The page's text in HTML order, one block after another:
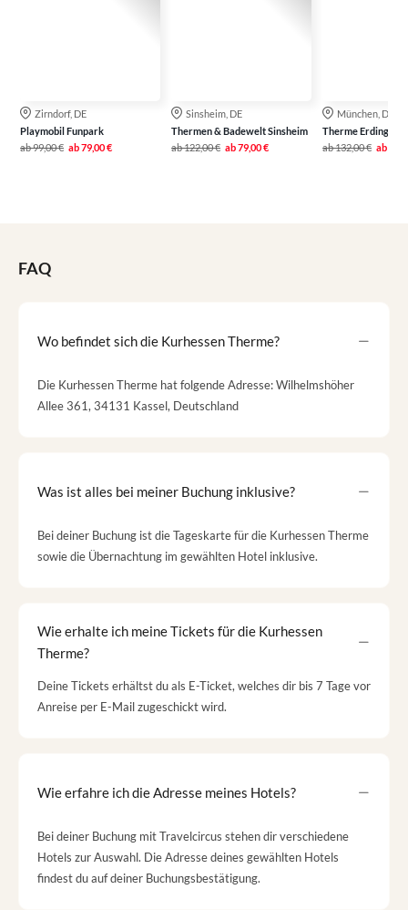
Zirndorf, DE
Playmobil Funpark
ab99,00 € ab79,00 €
Sinsheim, DE
Thermen & Badewelt Sinsheim
ab122,00 € ab79,00 €
München, DE
Therme Erding
ab132,00 € ab
FAQ
Wo befindet sich die Kurhessen Therme?
Die Kurhessen Therme hat folgende Adresse: Wilhelmshöher
Allee 361, 34131 Kassel, Deutschland
Was ist alles bei meiner Buchung inklusive?
Bei deiner Buchung ist die Tageskarte für die Kurhessen Therme
sowie die Übernachtung im gewählten Hotel inklusive.
Wie erhalte ich meine Tickets für die Kurhessen
Therme?
Deine Tickets erhältst du als E-Ticket, welches dir bis 7 Tage vor
Anreise per E-Mail zugeschickt wird.
Wie erfahre ich die Adresse meines Hotels?
Bei deiner Buchung mit Travelcircus stehen dir verschiedene
Hotels zur Auswahl. Die Adresse deines gewählten Hotels
findest du auf deiner Buchungsbestätigung.